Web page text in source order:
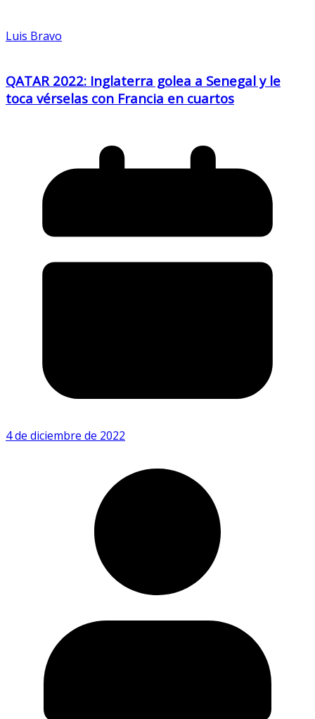
Luis Bravo
QATAR 2022: Inglaterra golea a Senegal y le
toca vérselas con Francia en cuartos
4 de diciembre de 2022